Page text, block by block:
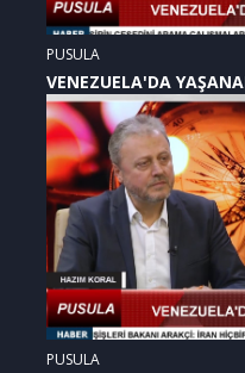
PUSULA
VENEZUELA'DA
(07.01.2026)
PUSULA